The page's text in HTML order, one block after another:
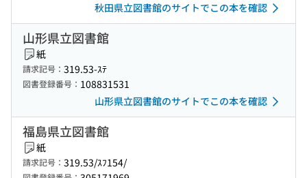
秋田県立図書館のサイトでこの本を確認
山形県立図書館
紙
請求記号： 319.53-ｽﾃ
図書登録番号： 108831531
山形県立図書館のサイトでこの本を確認
福島県立図書館
紙
請求記号： 319.53/ｽﾌ154/